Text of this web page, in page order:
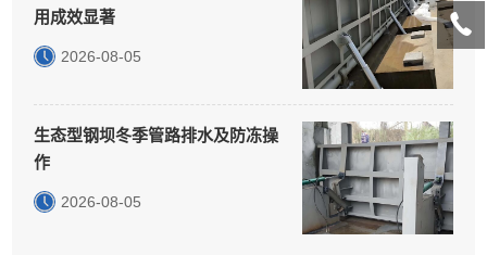
用成效显著
2026-08-05
生态型钢坝冬季管路排水及防冻操
作
2026-08-05